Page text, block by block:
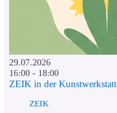
29.07.2026
16:00 - 18:00
ZEIK in der Kunstwerkstatt
ZEIK